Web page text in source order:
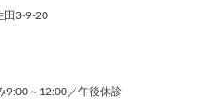
田3-9-20
～12:00／午後休診